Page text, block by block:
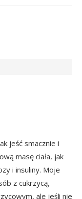
jeść smacznie i
masę ciała, jak
i insuliny. Moje
z cukrzycą,
ale jeśli nie